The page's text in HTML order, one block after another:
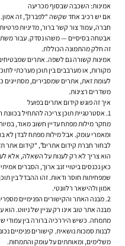
אמינות: השכבה שבסוף מכריעה
אם יש רכיב אחד שקשה “לפברק”, זה אמון.
חברה, עמוד צור קשר ברור, מדיניות
אבטחה בסיסיים — משהו נסדק. עבור
זה חלק מהתמונה הכוללת.
אמינות קשורה גם לשפה. אתרים
מקורות, או מערבבים בין תוכן מערכתי
לעומת זאת, אתרים שמסבירים, מסתייגים
משדרים רצינות.
איך זה פוגש קידום אתרים בפועל
1. אסטרטגיית תוכן צריכה להתחיל בכוונת חיפוש — ולהסתיים באמינות
מחקר מילות מפתח עדיין חשוב מאוד,
ומאמרי עומק. אבל מילות מפתח לבדן לא
לבחור חברת קידום אתרים”, “קידום אתר
הוא צריך לא רק לענות על השאלה, אלא
כאן נכנסים ביטויי זנב ארוך, הסברים
אמון ולהישאר רלוונטי.
2. מבנה האתר והקישורים הפנימיים מספרים סיפור
מבנה אתר טוב אינו רק עניין של ניווט.
מתמחה. כשיש היררכיה ברורה בין עמודי
לבנות סמכות נושאית. קישורים פנימיים
משלימים, ומאותתים על עומק והתמחות.